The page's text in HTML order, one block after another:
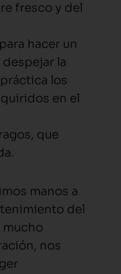
fresco y del
hacer un
la
los
en el
que
manos a
del
mucho
nos